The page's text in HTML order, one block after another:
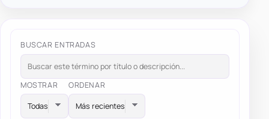
BUSCAR ENTRADAS
MOSTRAR ORDENAR